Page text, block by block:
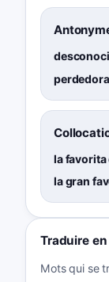
perdedora
la
la gran
Traduire
Mots qui se